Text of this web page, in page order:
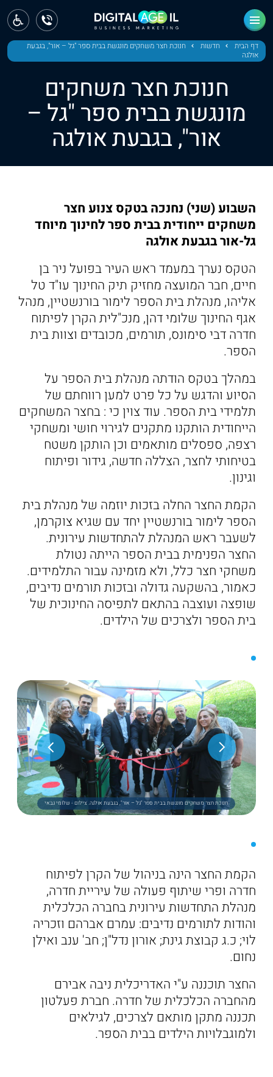
דף הבית חדשות
חנוכת חצר משחקים מונגשת בבית ספר "גל – אור", בגבעת
אולגה
חנוכת חצר משחקים
מונגשת בבית ספר "גל –
אור", בגבעת אולגה
השבוע (שני) נחנכה בטקס צנוע חצר
משחקים ייחודית בבית ספר לחינוך מיוחד
גל-אור בגבעת אולגה
הטקס נערך במעמד ראש העיר בפועל ניר בן
חיים, חבר המועצה מחזיק תיק החינוך עו"ד טל
אליהו, מנהלת בית הספר לימור בורנשטיין, מנהל
אגף החינוך שלומי דהן, מנכ"לית הקרן לפיתוח
חדרה דבי סימונס, תורמים, מכובדים וצוות בית
הספר.
במהלך בטקס הודתה מנהלת בית הספר על
הסיוע והדגש על כל פרט למען רווחתם של
תלמידי בית הספר. עוד צוין כי : בחצר המשחקים
הייחודית הותקנו מתקנים לגירוי חושי ומשחקי
רצפה, ספסלים מותאמים וכן הותקן משטח
בטיחותי לחצר, הצללה חדשה, גידור ופיתוח
וגינון.
הקמת החצר החלה בזכות יוזמה של מנהלת בית
הספר לימור בורנשטיין יחד עם שגיא צוקרמן,
לשעבר ראש המנהלת להתחדשות עירונית.
החצר הפנימית בבית הספר הייתה נטולת
משחקי חצר כלל, ולא מזמינה עבור התלמידים.
כאמור, בהשקעה גדולה ובזכות תורמים נדיבים,
שופצה ועוצבה בהתאם לתפיסה החינוכית של
בית הספר ולצרכים של הילדים.
חנוכת חצר משחקים מונגשת בבית ספר "גל – אור", בגבעת אולגה. צילום - שלומי גבאי
הקמת החצר הינה בניהול של הקרן לפיתוח
חדרה ופרי שיתוף פעולה של עיריית חדרה,
מנהלת התחדשות עירונית בחברה הכלכלית
והודות לתורמים נדיבים: עמרם אברהם וזכריה
לוי; כ.ג קבוצת גינת; אורון נדל"ן; חב' ענב ואילן
נחום.
החצר תוכננה ע"י האדריכלית ניבה אבירם
מהחברה הכלכלית של חדרה. חברת פעלטון
תכננה מתקן מותאם לצרכים, לגילאים
ולמוגבלויות הילדים בבית הספר.
ראשי
חדשות
מחוז חיפה
מחוז מרכז
תל אביב